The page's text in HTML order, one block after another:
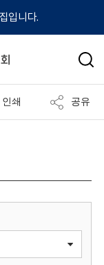
입니다.
검
인쇄 공유